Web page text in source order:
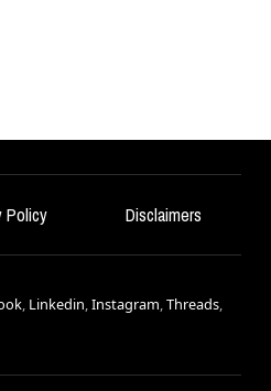
Policy Disclaimers
, Linkedin,Instagram,Threads,